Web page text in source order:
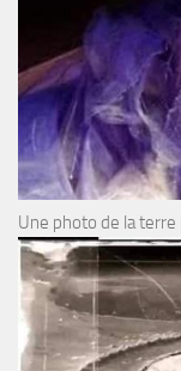
Une photo de la terre